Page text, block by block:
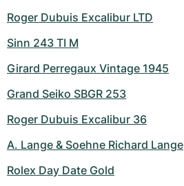
Roger Dubuis Excalibur LTD
Sinn 243 TI M
Girard Perregaux Vintage 1945
Grand Seiko SBGR 253
Roger Dubuis Excalibur 36
A. Lange & Soehne Richard Lange
Rolex Day Date Gold